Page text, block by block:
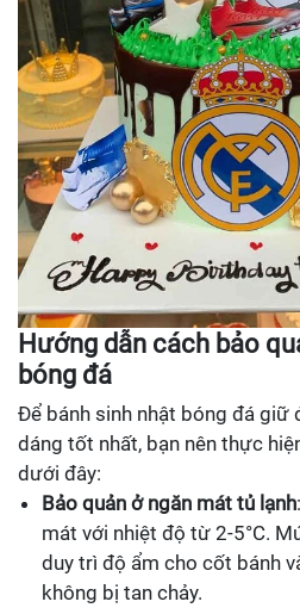
Hướng dẫn cách bảo
bóng đá
Để bánh sinh nhật bóng đá giữ
dáng tốt nhất, bạn nên thực
dưới đây:
Bảo quản ở ngăn mát tủ lạnh
mát với nhiệt độ từ 2-5°C.
duy trì độ ẩm cho cốt bánh
không bị tan chảy.